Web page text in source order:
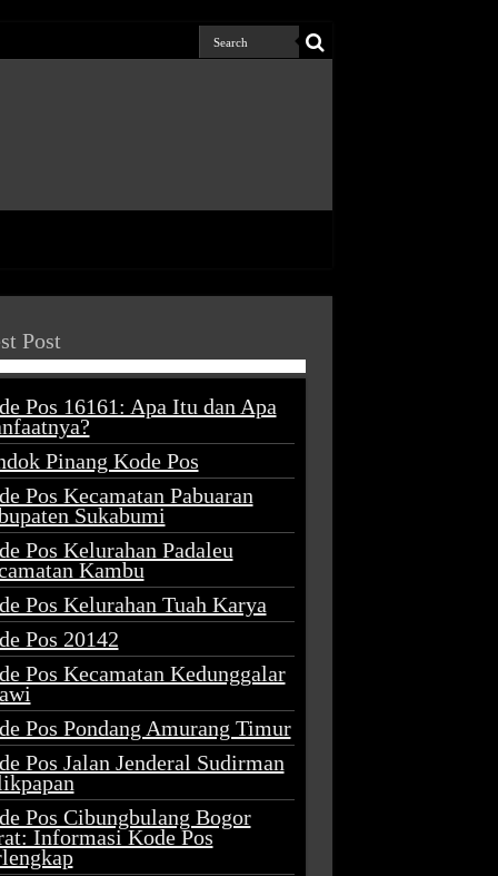
Post
Pos 16161: Apa Itu dan Apa
Pinang Kode Pos
Pos Kecamatan Pabuaran
Sukabumi
Pos Kelurahan Padaleu
Kambu
Pos Kelurahan Tuah Karya
Pos 20142
Pos Kecamatan Kedunggalar
Pos Pondang Amurang Timur
Pos Jalan Jenderal Sudirman
Pos Cibungbulang Bogor
Informasi Kode Pos